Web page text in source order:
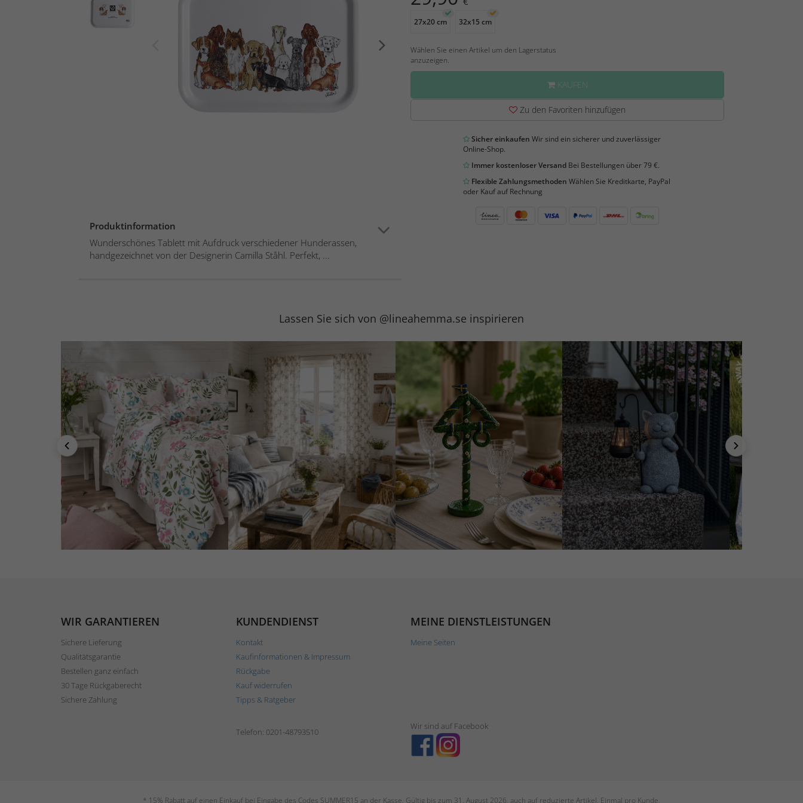
Produktinformation
Wunderschönes Tablett mit Aufdruck verschiedener Hunderassen,
handgezeichnet von der Designerin Camilla Ståhl. Perfekt, ...
27x20 cm 32x15 cm
Wählen Sie einen Artikel um den Lagerstatus
anzuzeigen.
KAUFEN
Zu den Favoriten hinzufügen
Sicher einkaufen Wir sind ein sicherer und zuverlässiger
Online-Shop.
Immer kostenloser VersandBei Bestellungen über 79 €.
Flexible Zahlungsmethoden Wählen Sie Kreditkarte, PayPal
oder Kauf auf Rechnung
Lassen Sie sich von @lineahemma.se inspirieren
WIR GARANTIEREN
Sichere Lieferung
Qualitätsgarantie
Bestellen ganz einfach
30 Tage Rückgaberecht
Sichere Zahlung
KUNDENDIENST
Kontakt
Kaufinformationen & Impressum
Rückgabe
Kauf widerrufen
Tipps & Ratgeber
MEINE DIENSTLEISTUNGEN
Meine Seiten
Telefon: 0201-48793510
Wir sind auf Facebook
* 15% Rabatt auf einen Einkauf bei Eingabe des Codes SUMMER15 an der Kasse. Gültig bis zum 31. August 2026, auch auf reduzierte Artikel. Einmal pro Kunde.